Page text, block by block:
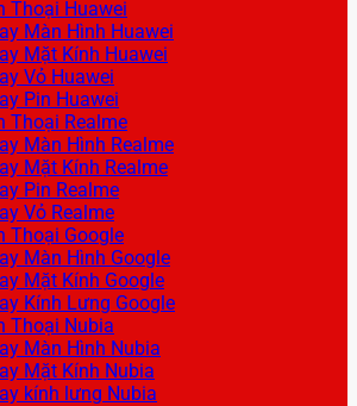
Thoại Huawei
Màn Hình Huawei
Mặt Kính Huawei
Vỏ Huawei
Pin Huawei
Thoại Realme
Màn Hình Realme
Mặt Kính Realme
Pin Realme
Vỏ Realme
Thoại Google
Màn Hình Google
Mặt Kính Google
Kính Lưng Google
Thoại Nubia
Màn Hình Nubia
Mặt Kính Nubia
kính lưng Nubia